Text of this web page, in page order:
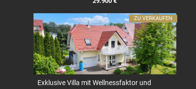
Exklusive Villa mit Wellnessfaktor und
ZU VERKAUFEN